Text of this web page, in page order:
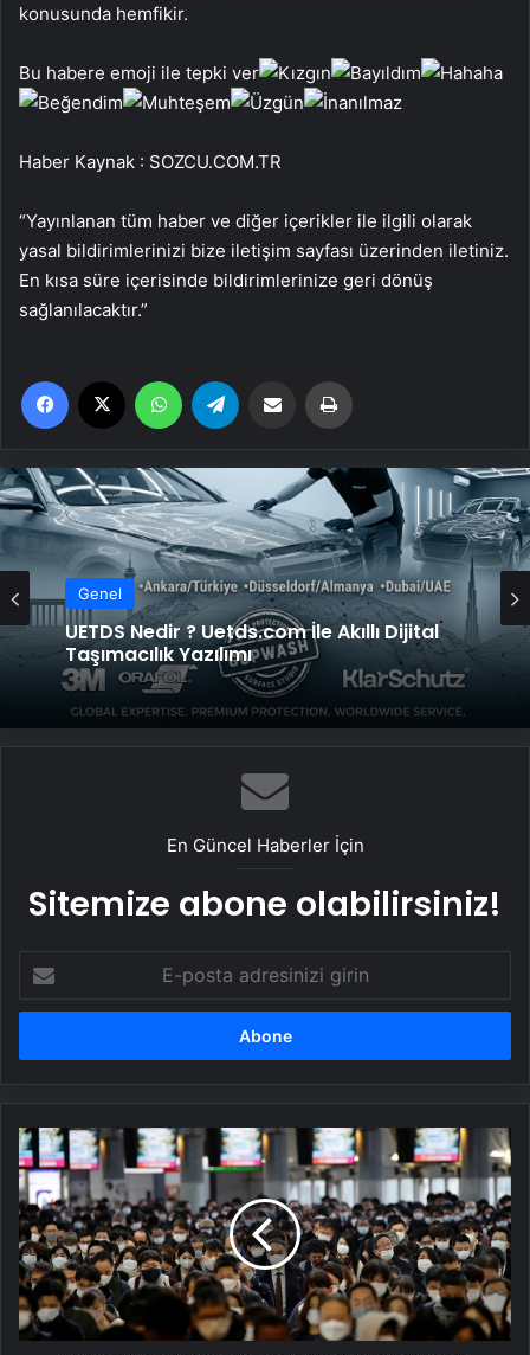
konusunda hemfikir.
Bu habere emoji ile tepki ver
Haber Kaynak : SOZCU.COM.TR
“Yayınlanan tüm haber ve diğer içerikler ile ilgili olarak
yasal bildirimlerinizi bize iletişim sayfası üzerinden iletiniz.
En kısa süre içerisinde bildirimlerinize geri dönüş
sağlanılacaktır.”
Facebook WhatsApp Email'den paylaş
Genel
Taşımacılık Yazılımı
Genel
Yeni Dünya Düzensizliği Çağında Türk Dış
Politikası ve Hakan Fidan Faktörü
En Güncel Haberler İçin
Sitemize abone olabilirsiniz!
posta
adresinizi
Ölümcül
virüs
ülkede
rekor
seviyeye
ulaştı:
"Gitmeyin"
uyarısı
geldi